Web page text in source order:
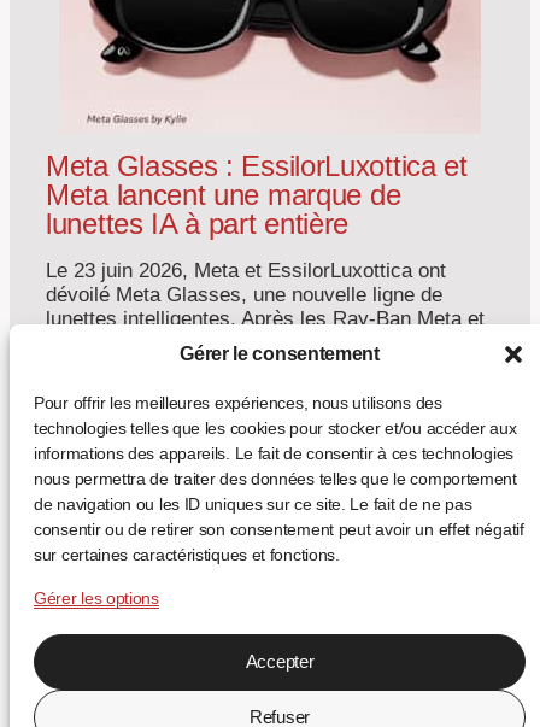
Gérer le consentement
Pour offrir les meilleures expériences, nous utilisons des
technologies telles que les cookies pour stocker et/ou accéder aux
informations des appareils. Le fait de consentir à ces technologies
nous permettra de traiter des données telles que le comportement
de navigation ou les ID uniques sur ce site. Le fait de ne pas
consentir ou de retirer son consentement peut avoir un effet négatif
sur certaines caractéristiques et fonctions.
Gérer les options
Accepter
Refuser
Meta Glasses : EssilorLuxottica et
Meta lancent une marque de
lunettes IA à part entière
Le 23 juin 2026, Meta et EssilorLuxottica ont
dévoilé Meta Glasses, une nouvelle ligne de
lunettes intelligentes. Après les Ray-Ban Meta et
les Oakley Meta, c’est la première fois que le
wearable porte directement le nom de Meta —
signe que la lunette connectée s’affirme comme
une catégorie optique autonome, et non plus
comme un […]
... +
EN